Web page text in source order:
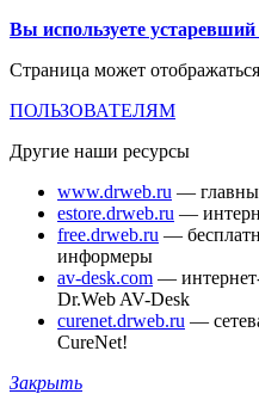
Вы используете устаревший
Страница может
ПОЛЬЗОВАТЕЛЯМ
Другие наши ресурсы
www.drweb.ru —
estore.drweb.ru —
free.drweb.ru —
информеры
av-desk.com —
Dr.Web AV-Desk
curenet.drweb.ru —
CureNet!
Закрыть